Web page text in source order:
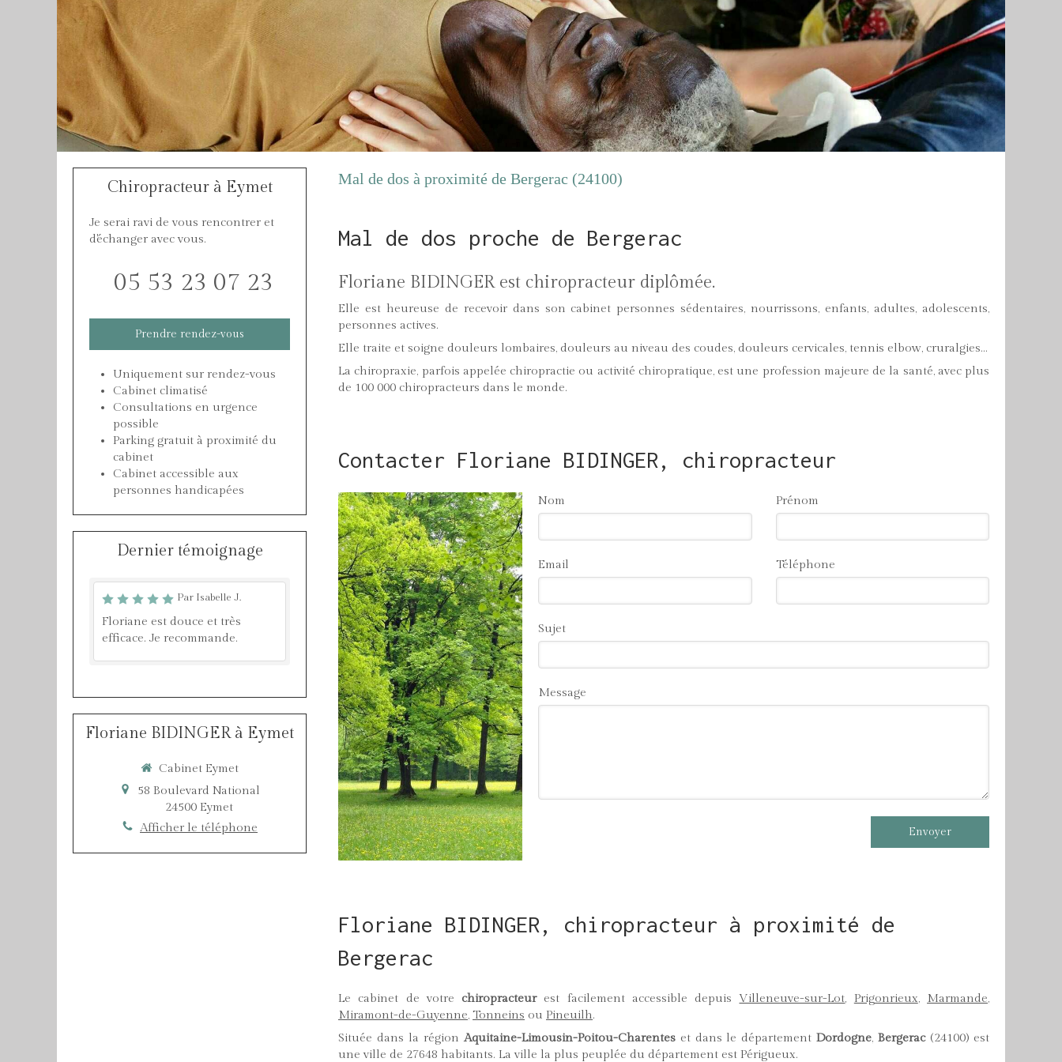
Mal de dos à proximité de Bergerac (24100)
Mal de dos proche de Bergerac
Floriane BIDINGER est chiropracteur diplômée.
Elle est heureuse de recevoir dans son cabinet personnes sédentaires, nourrissons, enfants, adultes, adolescents,
personnes actives.
Elle traite et soigne douleurs lombaires, douleurs au niveau des coudes, douleurs cervicales, tennis elbow, cruralgies...
La chiropraxie, parfois appelée chiropractie ou activité chiropratique, est une profession majeure de la santé, avec plus
de 100 000 chiropracteurs dans le monde.
Contacter Floriane BIDINGER, chiropracteur
Nom Prénom
Email Téléphone
Sujet
Message
Envoyer
Floriane BIDINGER, chiropracteur à proximité de
Bergerac
Le cabinet de votre chiropracteurest facilement accessible depuisVilleneuve-sur-Lot, Prigonrieux, Marmande,
Miramont-de-Guyenne, Tonneins ou Pineuilh.
Située dans la régionAquitaine-Limousin-Poitou-Charenteset dans le départementDordogne,Bergerac(24100) est
une ville de 27648 habitants. La ville la plus peuplée du département est Périgueux.
Chiropracteur à Eymet
Je serai ravi de vous rencontrer et
d'échanger avec vous.
05 53 23 07 23
Prendre rendez-vous
Uniquement sur rendez-vous
Cabinet climatisé
Consultations en urgence
possible
Parking gratuit à proximité du
cabinet
Cabinet accessible aux
personnes handicapées
Dernier témoignage
Par Isabelle J.
Floriane est douce et très
efficace. Je recommande.
Floriane BIDINGER à Eymet
Cabinet Eymet
58 Boulevard National
24500 Eymet
Afficher le téléphone